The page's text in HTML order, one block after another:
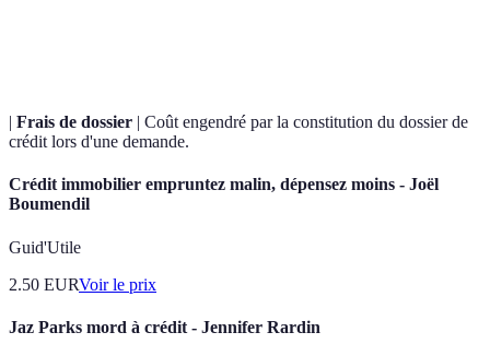
| Frais de dossier | Coût engendré par la constitution du dossier de
crédit lors d'une demande.
Crédit immobilier empruntez malin, dépensez moins - Joël
Boumendil
Guid'Utile
2.50 EURVoir le prix
Jaz Parks mord à crédit - Jennifer Rardin